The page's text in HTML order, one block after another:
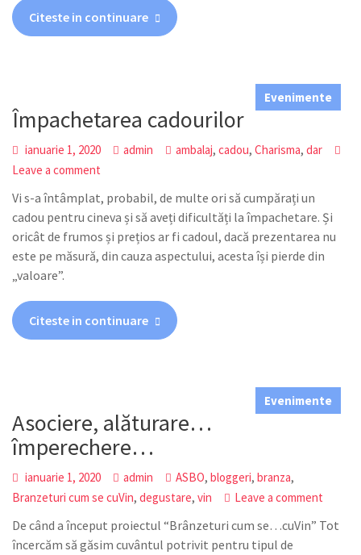
Citeste in continuare
Evenimente
Împachetarea cadourilor
ianuarie 1, 2020 admin ambalaj,cadou,Charisma,dar
Leave a comment
Vi s-a întâmplat, probabil, de multe ori să cumpărați un
cadou pentru cineva și să aveți dificultăți la împachetare. Și
oricât de frumos și prețios ar fi cadoul, dacă prezentarea nu
este pe măsură, din cauza aspectului, acesta își pierde din
„valoare”.
Citeste in continuare
Evenimente
Asociere, alăturare…
împerechere…
ianuarie 1, 2020 admin ASBO,bloggeri,branza,
Branzeturi cum se cuVin,degustare,vin Leave a comment
De când a început proiectul “Brânzeturi cum se…cuVin” Tot
încercăm să găsim cuvântul potrivit pentru tipul de